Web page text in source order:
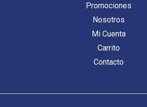
Promociones
Nosotros
Mi Cuenta
Carrito
Contacto